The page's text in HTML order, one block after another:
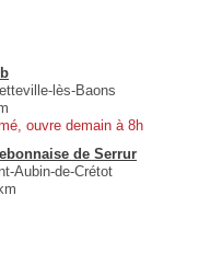
lès-Baons
ouvre demain à 8h
de Serrur
Aubin-de-Crétot